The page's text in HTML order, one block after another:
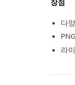
장점
다
라